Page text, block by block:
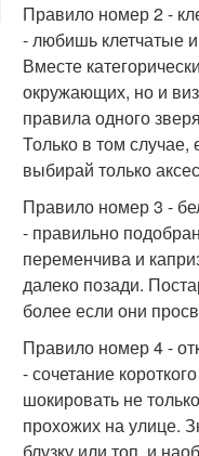
Правило номер 2 -
- любишь клетчатые
Вместе
окружающих, но и
правила одного
Только в том
выбирай только
Правило номер 3 -
- правильно
переменчива и
далеко позади.
более если они
Правило номер 4 -
- сочетание
шокировать не
прохожих на улице.